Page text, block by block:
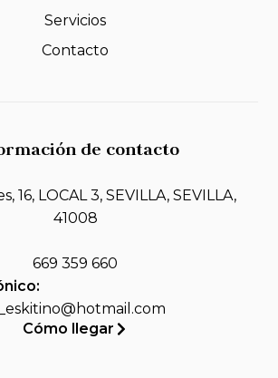
Servicios
Contacto
de contacto
16, LOCAL 3, SEVILLA, SEVILLA,
41008
669 359 660
Cómo llegar